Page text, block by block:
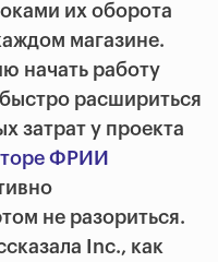
их оборота
магазине.
начать работу
расшириться
затрат у проекта
ФРИИ
не разориться.
Inc., как